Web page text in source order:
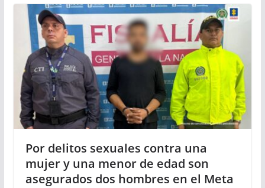
Por delitos sexuales contra una
mujer y una menor de edad son
asegurados dos hombres en el Meta